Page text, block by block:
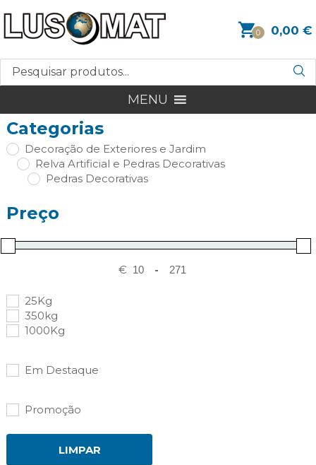
0 0,00 €
MENU
Categorias
Decoração de Exteriores e Jardim
Relva Artificial e Pedras Decorativas
Pedras Decorativas
Preço
€ -
25Kg
350kg
1000Kg
Em Destaque
Promoção
LIMPAR